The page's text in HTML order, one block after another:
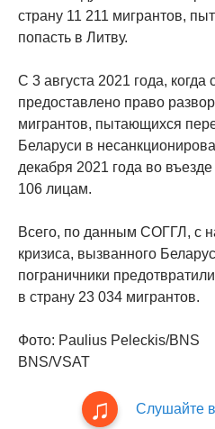
страну 11 211 мигрантов,
попасть в Литву.
С 3 августа 2021 года,
предоставлено право
мигрантов, пытающихся
Беларуси в
декабря 2021 года во
106 лицам.
Всего, по данным СОГГЛ, с
кризиса, вызванного
пограничники
в страну 23 034 мигрантов.
Фото: Paulius Peleckis/BNS
BNS/VSAT
Слушайте